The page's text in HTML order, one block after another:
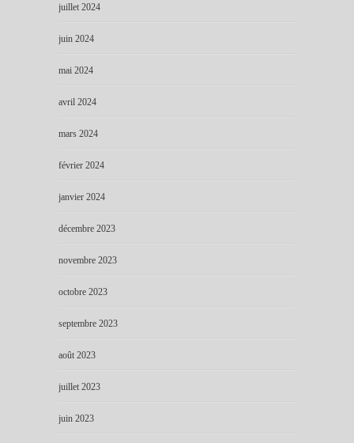
juillet 2024
juin 2024
mai 2024
avril 2024
mars 2024
février 2024
janvier 2024
décembre 2023
novembre 2023
octobre 2023
septembre 2023
août 2023
juillet 2023
juin 2023